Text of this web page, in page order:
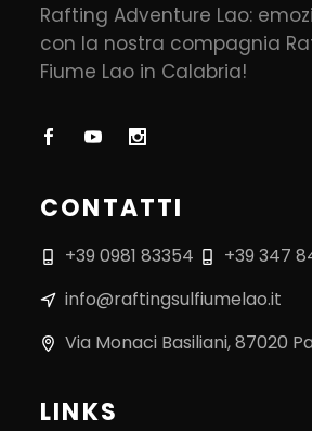
Rafting Adventure Lao:
con la nostra compagnia
Fiume Lao in Calabria!
CONTATTI
+39 0981 83354
+39 347
info@raftingsulfiumelao.it
Via Monaci Basiliani, 87020
LINKS